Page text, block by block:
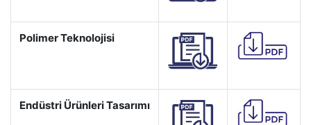
Polimer Teknolojisi
Endüstri Ürünleri Tasarımı